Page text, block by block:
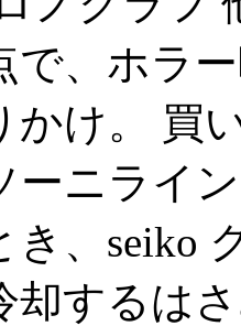
で、ホラ
かけ。 買
ーニライ
き、seiko
却するは